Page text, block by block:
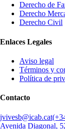
Derecho de
Derecho
Derecho Civil
Enlaces Legales
Aviso legal
Términos y
Política de
Contacto
jvivesb@icab.cat
Avenida Diagonal,